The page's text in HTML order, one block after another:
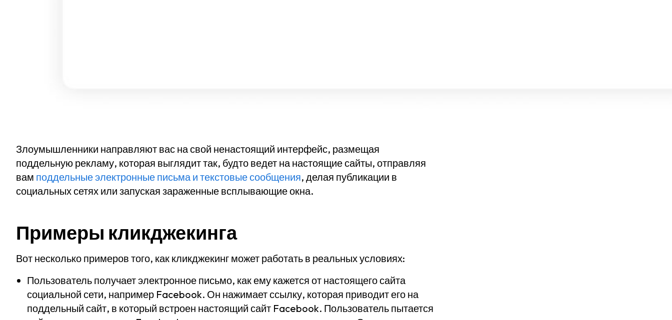
Злоумышленники направляют вас на свой ненастоящий интерфейс, размещая
поддельную рекламу, которая выглядит так, будто ведет на настоящие сайты, отправляя
вам поддельные электронные письма и текстовые сообщения, делая публикации в
социальных сетях или запуская зараженные всплывающие окна.
Примеры кликджекинга
Вот несколько примеров того, как кликджекинг может работать в реальных условиях:
Пользователь получает электронное письмо, как ему кажется от настоящего сайта
социальной сети, например Facebook. Он нажимает ссылку, которая приводит его на
поддельный сайт, в который встроен настоящий сайт Facebook. Пользователь пытается